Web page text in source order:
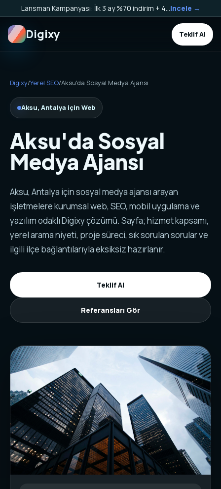
Incele →
Digixy Teklif Al
Digixy/Yerel SEO/Aksu'da Sosyal Medya Ajansı
Aksu, Antalya için Web
Aksu'da Sosyal
Medya Ajansı
Aksu, Antalya için sosyal medya ajansı arayan
işletmelere kurumsal web, SEO, mobil uygulama ve
yazılım odaklı Digixy çözümü. Sayfa; hizmet kapsamı,
yerel arama niyeti, proje süreci, sık sorulan sorular ve
ilgili ilçe bağlantılarıyla eksiksiz hazırlanır.
Teklif Al
Referansları Gör